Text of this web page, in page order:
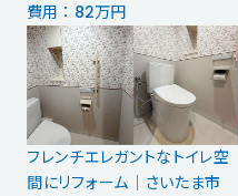
費用 ： 82万円
フレンチエレガントなトイレ空
間にリフォーム｜さいたま市